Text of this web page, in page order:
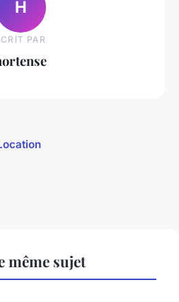
H
PAR
même sujet